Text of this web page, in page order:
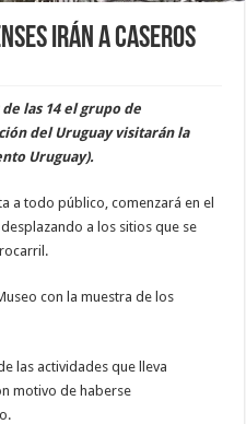
irán a Caseros
las 14 el grupo de
del Uruguay visitarán la
Uruguay).
a todo público, comenzará en el
a los sitios que se
con la muestra de los
las actividades que lleva
motivo de haberse